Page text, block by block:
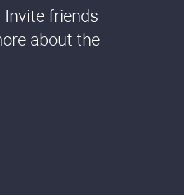
friends
about the